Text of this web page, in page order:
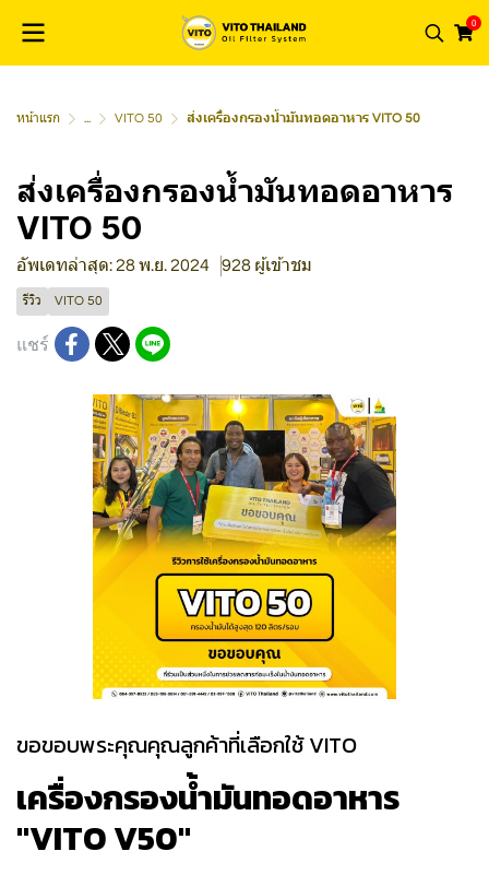
0
หน้าแรก ... VITO 50 ส่งเครื่องกรองน้ำมันทอดอาหาร VITO 50
ส่งเครื่องกรองน้ำมันทอดอาหาร
VITO 50
อัพเดทล่าสุด: 28 พ.ย. 2024 928 ผู้เข้าชม
รีวิว VITO 50
แชร์
ขอขอบพระคุณคุณลูกค้าที่เลือกใช้ VITO
เครื่องกรองน้ำมันทอดอาหาร
"VITO V50"